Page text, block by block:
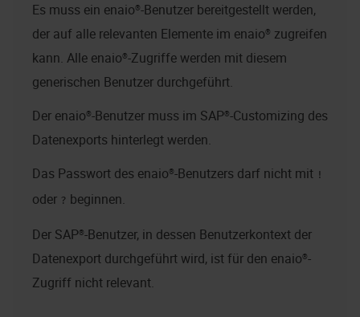
Es muss ein enaio®-Benutzer bereitgestellt werden,
der auf alle relevanten Elemente im enaio® zugreifen
kann. Alle enaio®-Zugriffe werden mit diesem
generischen Benutzer durchgeführt.
Der enaio®-Benutzer muss im SAP®-Customizing des
Datenexports hinterlegt werden.
Das Passwort des enaio®-Benutzers darf nicht mit !
oder ? beginnen.
Der SAP®-Benutzer, in dessen Benutzerkontext der
Datenexport durchgeführt wird, ist für den enaio®-
Zugriff nicht relevant.